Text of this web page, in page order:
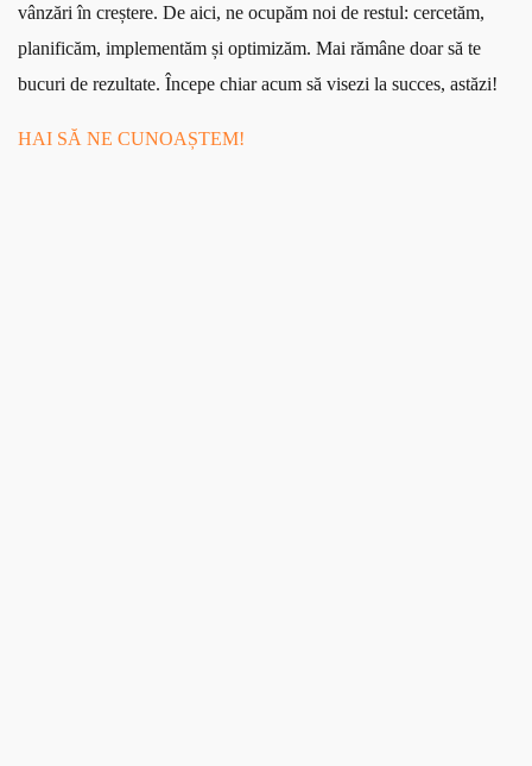
vânzări în creștere. De aici, ne ocupăm noi de restul: cercetăm,
planificăm, implementăm și optimizăm. Mai rămâne doar să te
bucuri de rezultate. Începe chiar acum să visezi la succes, astăzi!
HAI SĂ NE CUNOAȘTEM!